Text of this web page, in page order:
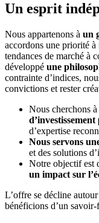
Un esprit
Nous appartenons à un
accordons une priorité à
tendances de marché à
développé une
contrainte d’indices,
convictions et rester
Nous cherchons
d’expertise
Nous servons
et des solutions
Notre objectif est
un impact sur
L’offre se décline
bénéficions d’un